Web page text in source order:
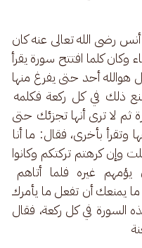
أنس رضى الله تعالى عنه كان
كلما افتتح سورة يقرأ
هوالله أحد حتى يفرغ منها
ذلك في كل ركعة فكلمه
ثم لا ترى أنها تجزئك حتى
وتقرأ بأخرى، فقال: ما أنا
وإن كرهتم تركتكم وكانوا
غيره فلما أتاهم
ما يمنعك أن تفعل ما يأمرك
في كل ركعة، فقال